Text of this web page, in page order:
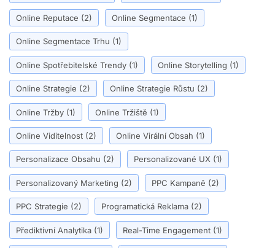
Online Reputace (2) Online Segmentace (1)
Online Segmentace Trhu (1)
Online Spotřebitelské Trendy (1) Online Storytelling (1)
Online Strategie (2) Online Strategie Růstu (2)
Online Tržby (1) Online Tržiště (1)
Online Viditelnost (2) Online Virální Obsah (1)
Personalizace Obsahu (2) Personalizované UX (1)
Personalizovaný Marketing (2) PPC Kampaně (2)
PPC Strategie (2) Programatická Reklama (2)
Přediktivní Analytika (1) Real-Time Engagement (1)